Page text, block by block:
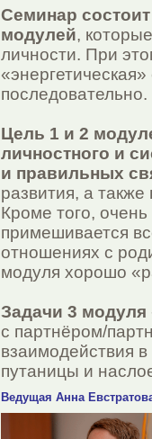
Семинар
модулей,
личности. При
последовательно.
Цель 1 и 2
личностного и
и правильных
развития, а
Кроме того,
примешивается
отношениях с
модуля хорошо
Задачи 3 модуля
с партнёром/
взаимодействия
путаницы и
Ведущая Анна